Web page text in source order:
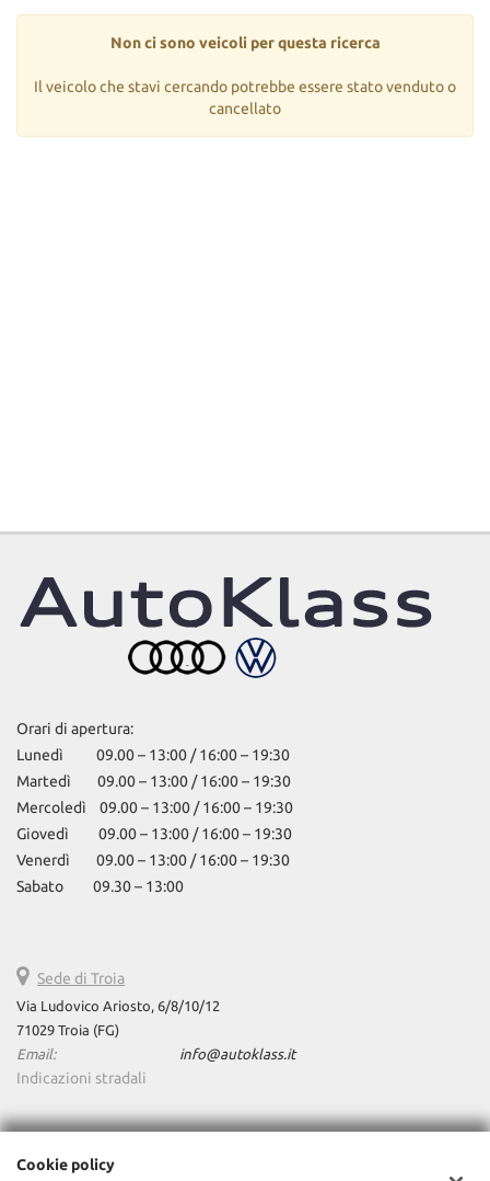
Non ci sono veicoli per questa ricerca
Il veicolo che stavi cercando potrebbe essere stato venduto o
cancellato
Orari di apertura:
Lunedì 09.00 – 13:00 / 16:00 – 19:30
Martedì 09.00 – 13:00 / 16:00 – 19:30
Mercoledì 09.00 – 13:00 / 16:00 – 19:30
Giovedì 09.00 – 13:00 / 16:00 – 19:30
Venerdì 09.00 – 13:00 / 16:00 – 19:30
Sabato 09.30 – 13:00
Sede di Troia
Via Ludovico Ariosto, 6/8/10/12
71029 Troia (FG)
Email:
info@autoklass.it
Indicazioni stradali
Dati fiscali:
Cookie policy